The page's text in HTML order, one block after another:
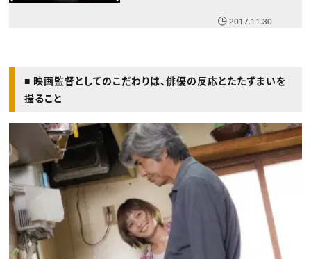
2017.11.30
■ 映画監督としてのこだわりは、俳優の反応とたたずまいを
撮ること